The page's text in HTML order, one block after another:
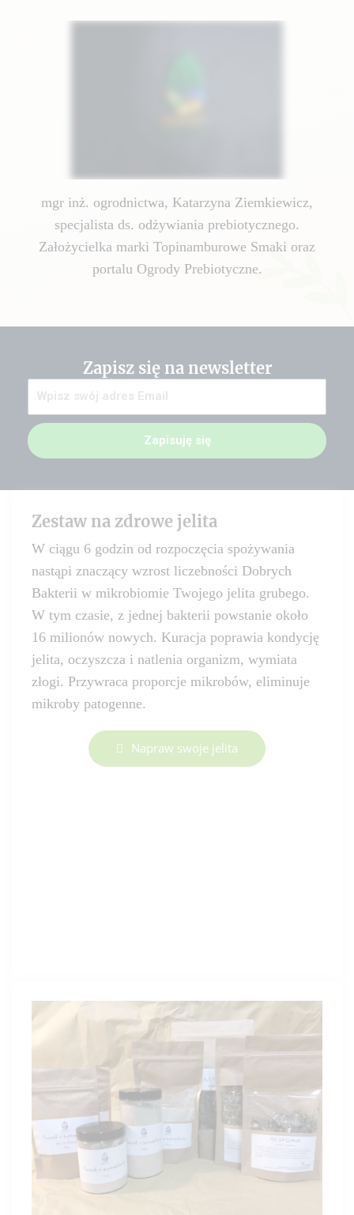
mgr inż. ogrodnictwa, Katarzyna Ziemkiewicz,
specjalista ds. odżywiania prebiotycznego.
Założycielka marki Topinamburowe Smaki oraz
portalu Ogrody Prebiotyczne.
Zapisz się na newsletter
Zapisuję się
Zestaw na zdrowe jelita
W ciągu 6 godzin od rozpoczęcia spożywania
nastąpi znaczący wzrost liczebności Dobrych
Bakterii w mikrobiomie Twojego jelita grubego.
W tym czasie, z jednej bakterii powstanie około
16 milionów nowych. Kuracja poprawia kondycję
jelita, oczyszcza i natlenia organizm, wymiata
złogi. Przywraca proporcje mikrobów, eliminuje
mikroby patogenne.
Napraw swoje jelita